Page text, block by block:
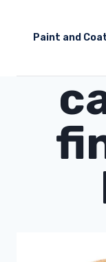
Paint and